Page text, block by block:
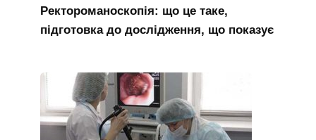
Ректороманоскопія: що це таке,
підготовка до дослідження, що показує